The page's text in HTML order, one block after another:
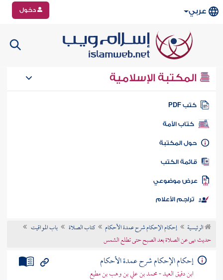
عربي دخول
المكتبة الإسلامية
كتب PDF
كتاب الأمة
المكتبة
الكتب
موضوعي
تراجم الأعلام
الرئيسية إحكام الإحكام شرح عمدة الأحكام كتاب الصلاة
باب المواقيت
حديث نهى عن الصلاة بعد الصبح حتى تطلع الشمس
إحكام الإحكام شرح عمدة الأحكام
ابن دقيق العيد - محمد بن علي بن وهب بن مطيع